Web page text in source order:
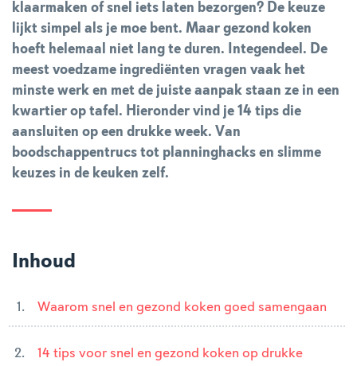
klaarmaken of snel iets laten bezorgen? De keuze
lijkt simpel als je moe bent. Maar gezond koken
hoeft helemaal niet lang te duren. Integendeel. De
meest voedzame ingrediënten vragen vaak het
minste werk en met de juiste aanpak staan ze in een
kwartier op tafel. Hieronder vind je 14 tips die
aansluiten op een drukke week. Van
boodschappentrucs tot planninghacks en slimme
keuzes in de keuken zelf.
Inhoud
Waarom snel en gezond koken goed samengaan
14 tips voor snel en gezond koken op drukke